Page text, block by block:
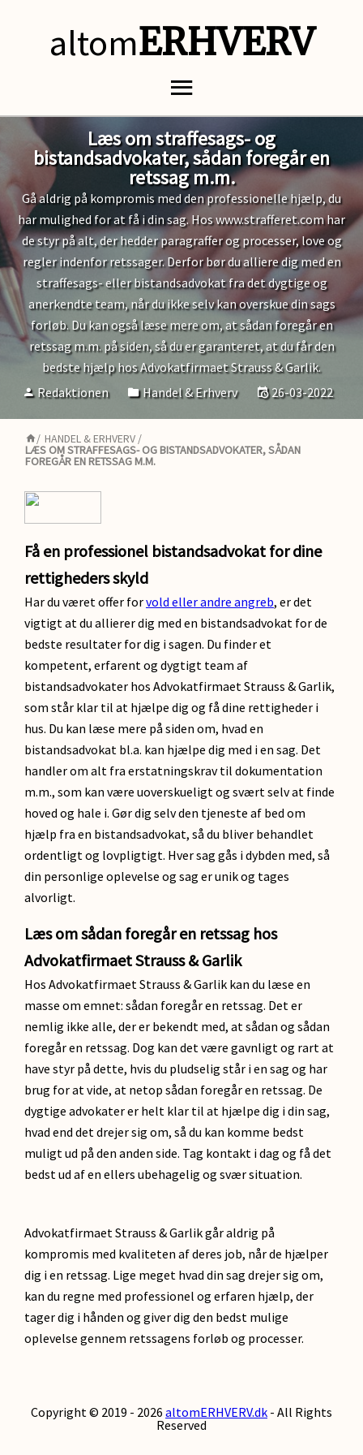
altomERHVERV
Læs om straffesags- og
bistandsadvokater, sådan foregår en
retssag m.m.
Gå aldrig på kompromis med den professionelle hjælp, du
har mulighed for at få i din sag. Hos www.strafferet.com har
de styr på alt, der hedder paragraffer og processer, love og
regler indenfor retssager. Derfor bør du alliere dig med en
straffesags- eller bistandsadvokat fra det dygtige og
anerkendte team, når du ikke selv kan overskue din sags
forløb. Du kan også læse mere om, at sådan foregår en
retssag m.m. på siden, så du er garanteret, at du får den
bedste hjælp hos Advokatfirmaet Strauss & Garlik.
Redaktionen
Handel & Erhverv 26-03-2022
/ HANDEL & ERHVERV /
LÆS OM STRAFFESAGS- OG BISTANDSADVOKATER, SÅDAN
FOREGÅR EN RETSSAG M.M.
Få en professionel bistandsadvokat for dine
rettigheders skyld
Har du været offer forvold eller andre angreb, er det
vigtigt at du allierer dig med en bistandsadvokat for de
bedste resultater for dig i sagen. Du finder et
kompetent, erfarent og dygtigt team af
bistandsadvokater hos Advokatfirmaet Strauss & Garlik,
som står klar til at hjælpe dig og få dine rettigheder i
hus. Du kan læse mere på siden om, hvad en
bistandsadvokat bl.a. kan hjælpe dig med i en sag. Det
handler om alt fra erstatningskrav til dokumentation
m.m., som kan være uoverskueligt og svært selv at finde
hoved og hale i. Gør dig selv den tjeneste af bed om
hjælp fra en bistandsadvokat, så du bliver behandlet
ordentligt og lovpligtigt. Hver sag gås i dybden med, så
din personlige oplevelse og sag er unik og tages
alvorligt.
Læs om sådan foregår en retssag hos
Advokatfirmaet Strauss & Garlik
Hos Advokatfirmaet Strauss & Garlik kan du læse en
masse om emnet: sådan foregår en retssag. Det er
nemlig ikke alle, der er bekendt med, at sådan og sådan
foregår en retssag. Dog kan det være gavnligt og rart at
have styr på dette, hvis du pludselig står i en sag og har
brug for at vide, at netop sådan foregår en retssag. De
dygtige advokater er helt klar til at hjælpe dig i din sag,
hvad end det drejer sig om, så du kan komme bedst
muligt ud på den anden side. Tag kontakt i dag og få det
bedst ud af en ellers ubehagelig og svær situation.
Advokatfirmaet Strauss & Garlik går aldrig på
kompromis med kvaliteten af deres job, når de hjælper
dig i en retssag. Lige meget hvad din sag drejer sig om,
kan du regne med professionel og erfaren hjælp, der
tager dig i hånden og giver dig den bedst mulige
oplevelse gennem retssagens forløb og processer.
Copyright © 2019 - 2026 altomERHVERV.dk - All Rights
Reserved